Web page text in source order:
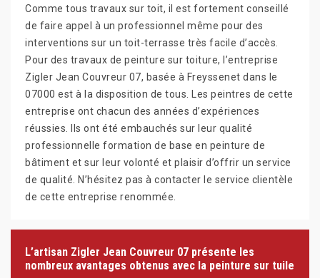
Comme tous travaux sur toit, il est fortement conseillé
de faire appel à un professionnel même pour des
interventions sur un toit-terrasse très facile d’accès.
Pour des travaux de peinture sur toiture, l’entreprise
Zigler Jean Couvreur 07, basée à Freyssenet dans le
07000 est à la disposition de tous. Les peintres de cette
entreprise ont chacun des années d’expériences
réussies. Ils ont été embauchés sur leur qualité
professionnelle formation de base en peinture de
bâtiment et sur leur volonté et plaisir d’offrir un service
de qualité. N’hésitez pas à contacter le service clientèle
de cette entreprise renommée.
L’artisan Zigler Jean Couvreur 07 présente les
nombreux avantages obtenus avec la peinture sur tuile